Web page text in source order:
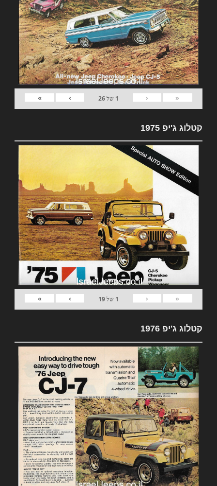
«
‹
1 של26
›
»
קטלוג ג'יפ 1975
«
‹
1 של19
›
»
קטלוג ג'יפ 1976